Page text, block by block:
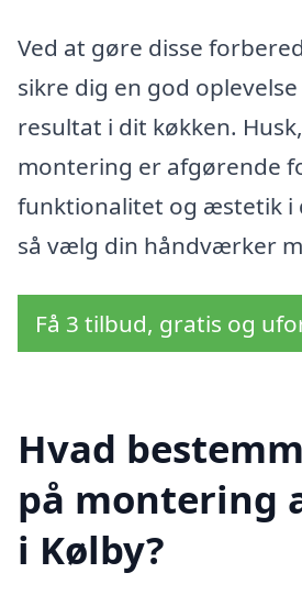
Ved at gøre disse
sikre dig en god
resultat i dit køkken.
montering er afgørende
funktionalitet og æstetik i
så vælg din håndværker
Få 3 tilbud, gratis og
Hvad
på montering
i Kølby?